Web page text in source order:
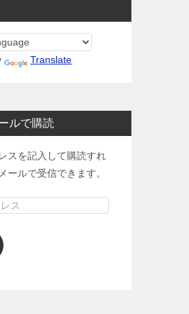
Translate
ルで購読
スを記入して購読すれ
ールで受信できます。